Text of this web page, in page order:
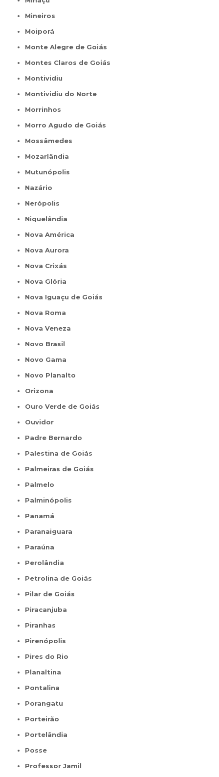
Mineiros
Moiporá
Monte Alegre de Goiás
Montes Claros de Goiás
Montividiu
Montividiu do Norte
Morrinhos
Morro Agudo de Goiás
Mossâmedes
Mozarlândia
Mutunópolis
Nazário
Nerópolis
Niquelândia
Nova América
Nova Aurora
Nova Crixás
Nova Glória
Nova Iguaçu de Goiás
Nova Roma
Nova Veneza
Novo Brasil
Novo Gama
Novo Planalto
Orizona
Ouro Verde de Goiás
Ouvidor
Padre Bernardo
Palestina de Goiás
Palmeiras de Goiás
Palmelo
Palminópolis
Panamá
Paranaiguara
Paraúna
Perolândia
Petrolina de Goiás
Pilar de Goiás
Piracanjuba
Piranhas
Pirenópolis
Pires do Rio
Planaltina
Pontalina
Porangatu
Porteirão
Portelândia
Posse
Professor Jamil